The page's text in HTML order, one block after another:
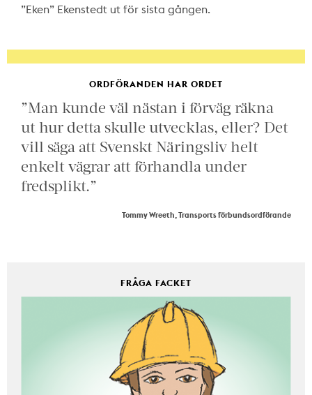
”Eken” Ekenstedt ut för sista gången.
ORDFÖRANDEN HAR ORDET
”Man kunde väl nästan i förväg räkna
ut hur detta skulle utvecklas, eller? Det
vill säga att Svenskt Näringsliv helt
enkelt vägrar att förhandla under
fredsplikt.”
Tommy Wreeth, Transports förbundsordförande
FRÅGA FACKET